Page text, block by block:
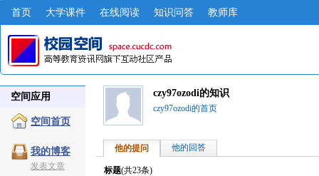
首页 大学课件 在线阅读 知识问答 教师库
空间应用
空间首页
我的博客
发表文章
czy97ozodi的知识
czy97ozodi的首页
他的提问 他的回答
标题(共23条)